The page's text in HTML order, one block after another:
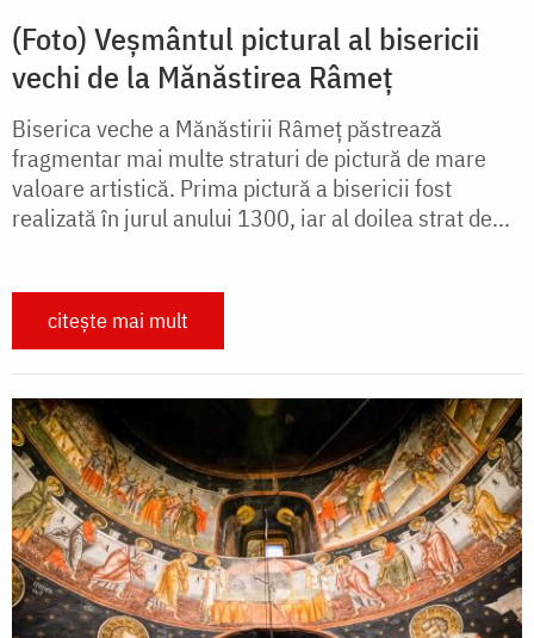
(Foto) Veșmântul pictural al bisericii
vechi de la Mănăstirea Râmeț
Biserica veche a Mănăstirii Râmeț păstrează
fragmentar mai multe straturi de pictură de mare
valoare artistică. Prima pictură a bisericii fost
realizată în jurul anului 1300, iar al doilea strat de...
citește mai mult